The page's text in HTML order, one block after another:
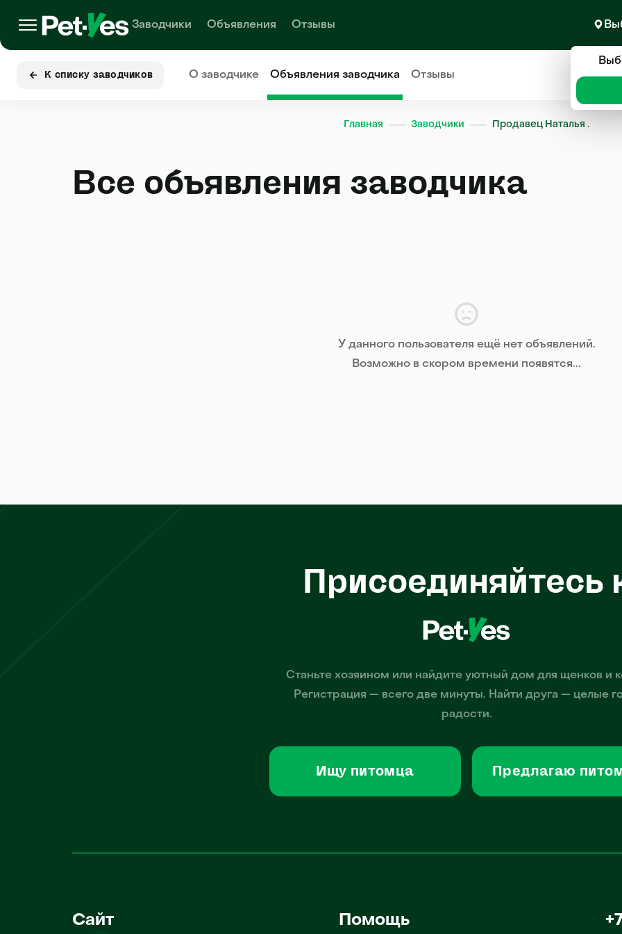
Заводчики Объявления Отзывы
К списку заводчиков О заводчике Объявлениязаводчика Отзывы
Главная Заводчики Продавец Наталья .
Все объявления заводчика
У данного пользователя ещё нет объявлений.
Возможно в скором времени появятся...
Присоединяйтесь
Станьте хозяином или найдите уютный дом для щенков и
Регистрация — всего две минуты. Найти друга — целые
радости.
Ищу питомца Предлагаю
Сайт Помощь